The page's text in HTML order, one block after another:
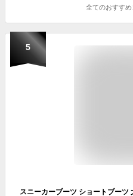
全てのおすすめ
5